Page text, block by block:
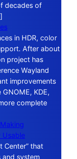
decades of
in HDR, color
After about
project has
Wayland
improvements
KDE,
complete
Usable
Center” that
and system